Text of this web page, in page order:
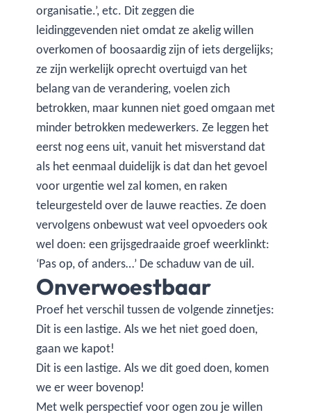
organisatie.’, etc. Dit zeggen die
leidinggevenden niet omdat ze akelig willen
overkomen of boosaardig zijn of iets dergelijks;
ze zijn werkelijk oprecht overtuigd van het
belang van de verandering, voelen zich
betrokken, maar kunnen niet goed omgaan met
minder betrokken medewerkers. Ze leggen het
eerst nog eens uit, vanuit het misverstand dat
als het eenmaal duidelijk is dat dan het gevoel
voor urgentie wel zal komen, en raken
teleurgesteld over de lauwe reacties. Ze doen
vervolgens onbewust wat veel opvoeders ook
wel doen: een grijsgedraaide groef weerklinkt:
‘Pas op, of anders…’ De schaduw van de uil.
Onverwoestbaar
Proef het verschil tussen de volgende zinnetjes:
Dit is een lastige. Als we het niet goed doen,
gaan we kapot!
Dit is een lastige. Als we dit goed doen, komen
we er weer bovenop!
Met welk perspectief voor ogen zou je willen